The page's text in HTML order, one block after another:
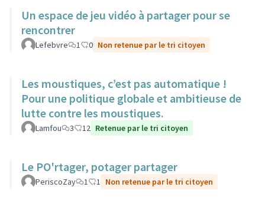
Un espace de jeu vidéo à partager pour se
rencontrer
Lefebvre 1 0 Non retenue par le tri citoyen
Les moustiques, c’est pas automatique !
Pour une politique globale et ambitieuse de
lutte contre les moustiques.
Lamfou 3 12 Retenue par le tri citoyen
Le PO'rtager, potager partager
PeriscoZay 1 1 Non retenue par le tri citoyen